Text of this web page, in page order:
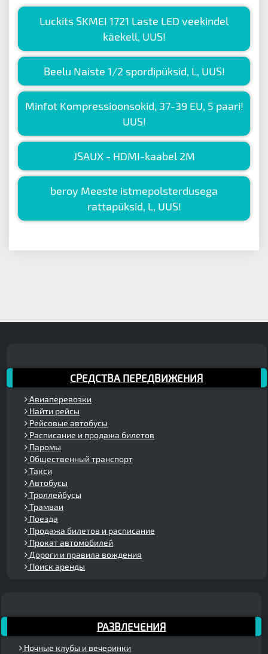
Luckits SKMEI 1721 Laste LED veekindel
käekell, UUS!
Beelu Naiste 1/2 spordipüksid, L, UUS!
Minfot Kompressioonsokid, 37-39 EU, 5 paari!
UUS!
JSAUX - HDMI-kaabel 2M
beroy Meeste istmepolsterdusega
rattapüksid, L, UUS!
СРЕДСТВА ПЕРЕДВИЖЕНИЯ
Авиаперевозки
Найти рейсы
Рейсовые автобусы
Расписание и продажа билетов
Паромы
Общественный транспорт
Такси
Автобусы
Троллейбусы
Трамваи
Поезда
Продажа билетов и расписание
Прокат автомобилей
Дороги и правила вождения
Поиск аренды
РАЗВЛЕЧЕНИЯ
Ночные клубы и вечеринки